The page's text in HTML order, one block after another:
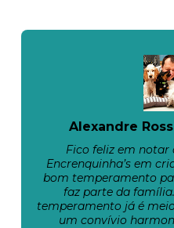
Alexandre
Fico feliz em notar
Encrenquinha’s em
bom temperamento
faz parte da
temperamento já é
um convívio